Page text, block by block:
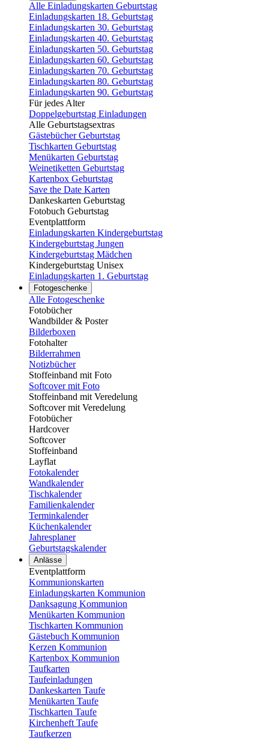
Alle Einladungskarten Geburtstag
Einladungskarten 18. Geburtstag
Einladungskarten 30. Geburtstag
Einladungskarten 40. Geburtstag
Einladungskarten 50. Geburtstag
Einladungskarten 60. Geburtstag
Einladungskarten 70. Geburtstag
Einladungskarten 80. Geburtstag
Einladungskarten 90. Geburtstag
Für jedes Alter
Doppelgeburtstag Einladungen
Alle Geburtstagsextras
Gästebücher Geburtstag
Tischkarten Geburtstag
Menükarten Geburtstag
Weinetiketten Geburtstag
Kartenbox Geburtstag
Save the Date Karten
Dankeskarten Geburtstag
Fotobuch Geburtstag
Eventplattform
Einladungskarten Kindergeburtstag
Kindergeburtstag Jungen
Kindergeburtstag Mädchen
Kindergeburtstag Unisex
Einladungskarten 1. Geburtstag
Fotogeschenke
Alle Fotogeschenke
Fotobücher
Wandbilder & Poster
Bilderboxen
Fotohalter
Bilderrahmen
Notizbücher
Stoffeinband mit Foto
Softcover mit Foto
Stoffeinband mit Veredelung
Softcover mit Veredelung
Fotobücher
Hardcover
Softcover
Stoffeinband
Layflat
Fotokalender
Wandkalender
Tischkalender
Familienkalender
Terminkalender
Küchenkalender
Jahresplaner
Geburtstagskalender
Anlässe
Eventplattform
Kommunionskarten
Einladungskarten Kommunion
Danksagung Kommunion
Menükarten Kommunion
Tischkarten Kommunion
Gästebuch Kommunion
Kerzen Kommunion
Kartenbox Kommunion
Taufkarten
Taufeinladungen
Dankeskarten Taufe
Menükarten Taufe
Tischkarten Taufe
Kirchenheft Taufe
Taufkerzen